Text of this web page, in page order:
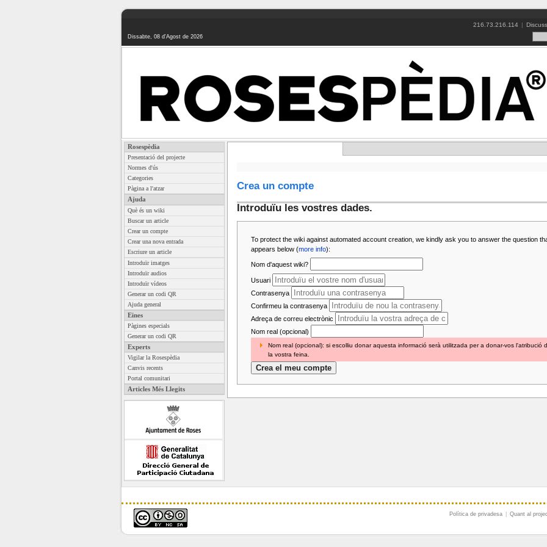
Dissabte, 08 d'Agost de 2026
216.73.216.114 |
Rosespèdia
Presentació del projecte
Normes d'ús
Categories
Pàgina a l'atzar
Ajuda
Què és un wiki
Buscar un article
Crear un compte
Crear una nova entrada
Escriure un article
Introduïr imatges
Introduïr audios
Introduïr vídeos
Generar un codi QR
Ajuda general
Eines
Pàgines especials
Generar un codi QR
Experts
Vigilar la Rosespèdia
Canvis recents
Portal comunitari
Articles Més Llegits
Crea un compte
Introduïu les vostres dades.
To protect the wiki against automated account creation, we kindly ask you to answer the question
appears below (more info):
Nom d'aquest wiki?
Usuari
Contrasenya
Confirmeu la contrasenya
Adreça de correu electrònic
Nom real (opcional)
Nom real (opcional): si escolliu donar aquesta informació serà utilitzada per a donar-vos l'atribució
la vostra feina.
Política de privadesa Quant al